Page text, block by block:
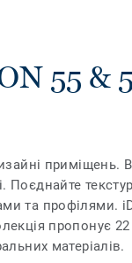
55 &
приміщень.
та профілями.
пропонує
матеріалів.